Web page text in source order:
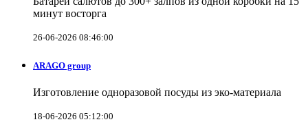
минут восторга
26-06-2026 08:46:00
ARAGO group
Изготовление одноразовой посуды из эко-материала
18-06-2026 05:12:00